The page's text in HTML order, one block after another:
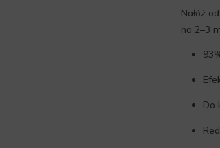
Nałóż
na 2–3
Do